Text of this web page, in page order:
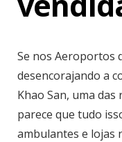
Se nos Aeroportos
desencorajando a
Khao San, uma
parece que tudo
ambulantes e lojas